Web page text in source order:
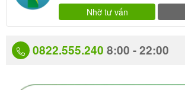
Nhờ tư vấn
0822.555.240 8:00 - 22:00